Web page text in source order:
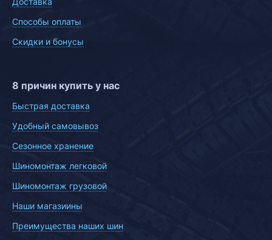
Способы оплаты
Скидки и бонусы
8 причин купить у нас
Быстрая доставка
Удобный самовывоз
Сезонное хранение
Шиномонтаж легковой
Шиномонтаж грузовой
Наши магазиины
Преимущества наших шин